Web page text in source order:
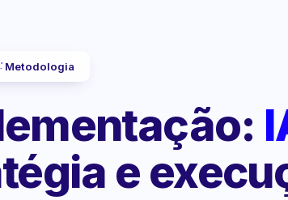
Metodologia
e